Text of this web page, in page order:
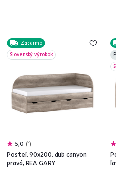
Zadarmo
Slovenský výrobok
5,0 1
Posteľ, 90x200, dub canyon,
pravá, REA GARY